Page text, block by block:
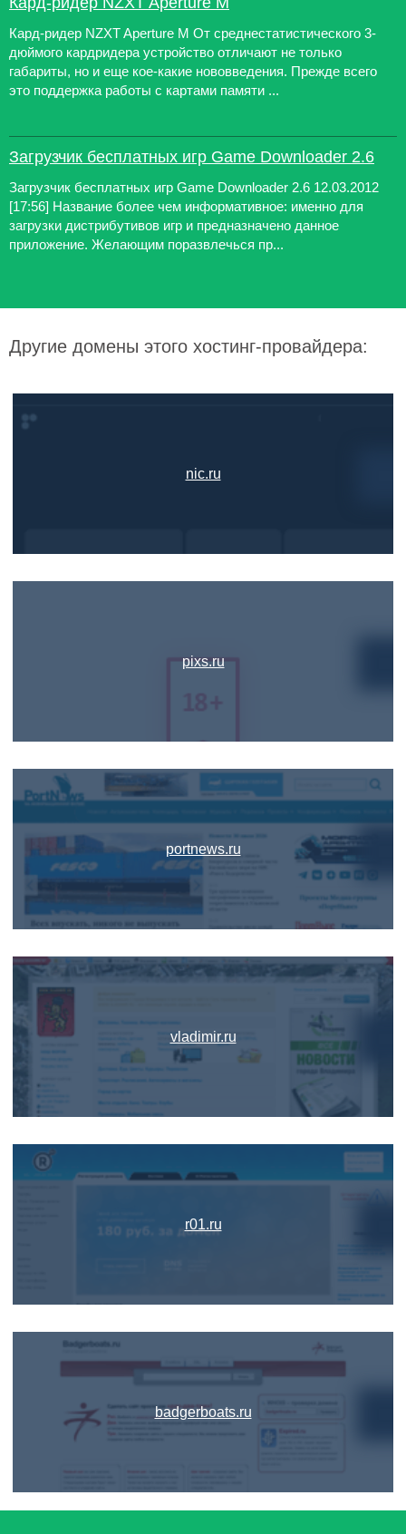
Кард-ридер NZXT Aperture M От среднестатистического 3-
дюймого кардридера устройство отличают не только
габариты, но и еще кое-какие нововведения. Прежде всего
это поддержка работы с картами памяти ...
Загрузчик бесплатных игр Game Downloader 2.6
Загрузчик бесплатных игр Game Downloader 2.6 12.03.2012
[17:56] Название более чем информативное: именно для
загрузки дистрибутивов игр и предназначено данное
приложение. Желающим поразвлечься пр...
Другие домены этого хостинг-провайдера:
nic.ru
pixs.ru
portnews.ru
vladimir.ru
r01.ru
badgerboats.ru